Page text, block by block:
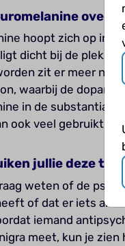
overal
hoopt zich op in
dicht bij de plek
zit er meer
waarbij de
in de substantia
ook veel gebruikt,
jullie deze
weten of de
of dat er iets
iemand
meet, kun je